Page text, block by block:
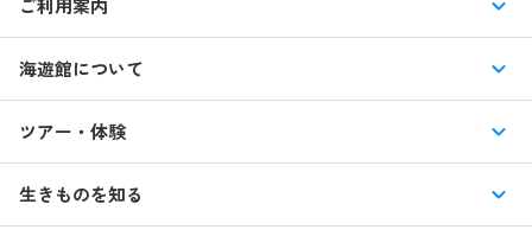
ご利用案内
入館料・その他チケット
交通アクセス・駐車場
館内情報
海遊館について
特別企画展
はじめての海遊館
ツアー・体験
海遊館ガイドツアー
生きものを知る